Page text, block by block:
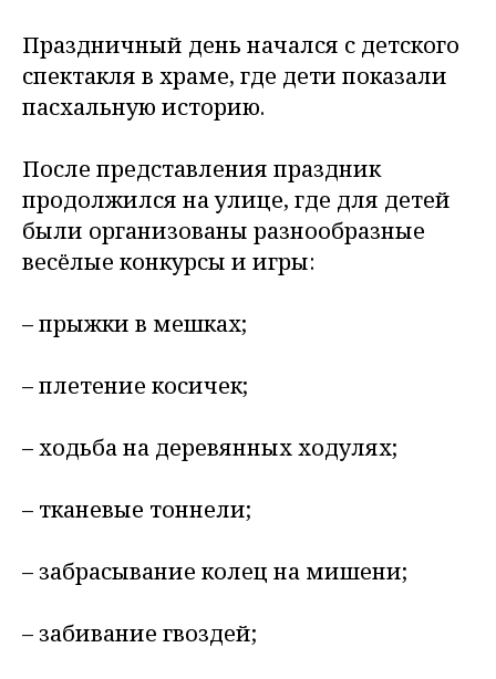
Праздничный день начался с детского
спектакля в храме, где дети показали
пасхальную историю.
После представления праздник
продолжился на улице, где для детей
были организованы разнообразные
весёлые конкурсы и игры:
– прыжки в мешках;
– плетение косичек;
– ходьба на деревянных ходулях;
– тканевые тоннели;
– забрасывание колец на мишени;
– забивание гвоздей;